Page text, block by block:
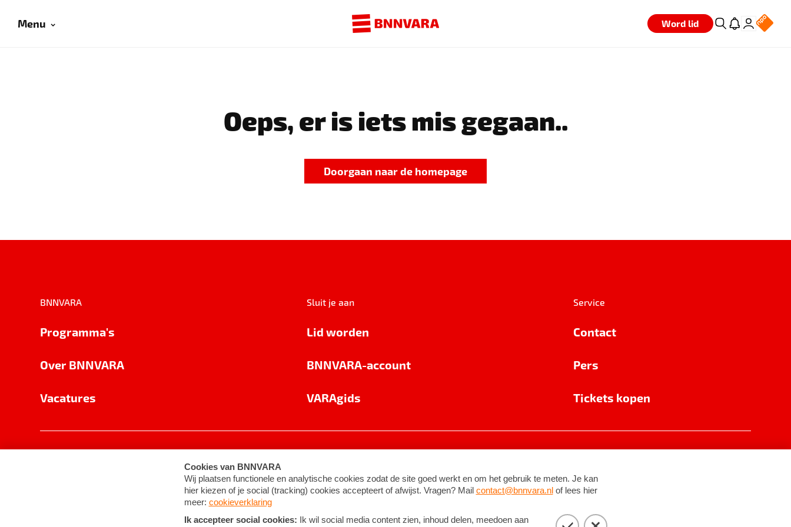
Menu Word lid
Oeps, er is iets mis gegaan..
Doorgaan naar de homepage
BNNVARA
Programma's
Over BNNVARA
Vacatures
Sluit je aan
Lid worden
BNNVARA-account
VARAgids
Service
Contact
Pers
Tickets kopen
Cookie-instellingen Algemene voorwaarden ©2026BNNVARA